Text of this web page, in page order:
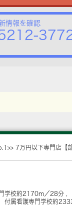
情報を確認
7万円以下専門店【
学校約2170m／28分
付属看護専門学校約